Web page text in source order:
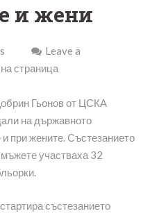
и жени
Leave a
страница
Гьонов от ЦСКА
на държавното
при жените. Състезанието
участваха 32
състезанието